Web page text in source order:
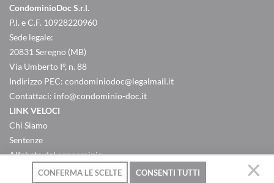
CondominioDoc S.r.l.
P.I. e C.F. 10928220960
Sede legale:
20831 Seregno (MB)
Via Umberto I°, n. 88
Indirizzo PEC: condominiodoc@legalmail.it
Contattaci: info@condominio-doc.it
LINK VELOCI
Chi Siamo
Sentenze
Alfabeto del concominio
Criteri ripartizione spese
CONFERMA LE SCELTE CONSENTI TUTTI